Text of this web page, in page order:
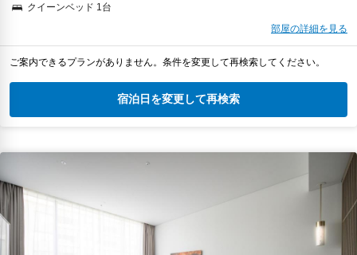
クイーンベッド 1台
部屋の詳細を見る
ご案内できるプランがありません。条件を変更して再検索してください。
宿泊日を変更して再検索